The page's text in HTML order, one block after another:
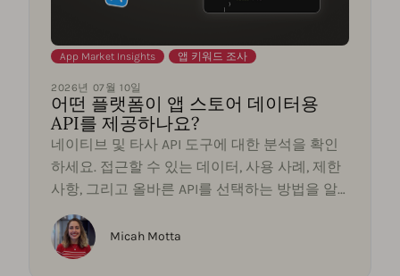
App Market Insights 앱 키워드 조사
2026년 07월 10일
어떤 플랫폼이 앱 스토어 데이터용
API를 제공하나요?
네이티브 및 타사 API 도구에 대한 분석을 확인
하세요. 접근할 수 있는 데이터, 사용 사례, 제한
사항, 그리고 올바른 API를 선택하는 방법을 알
아보세요.
Micah Motta